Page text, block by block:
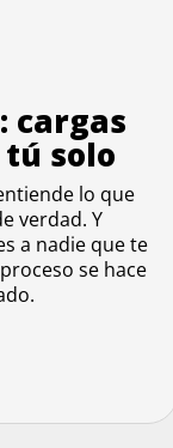
cargas
solo
lo que
verdad. Y
a nadie que te
se hace